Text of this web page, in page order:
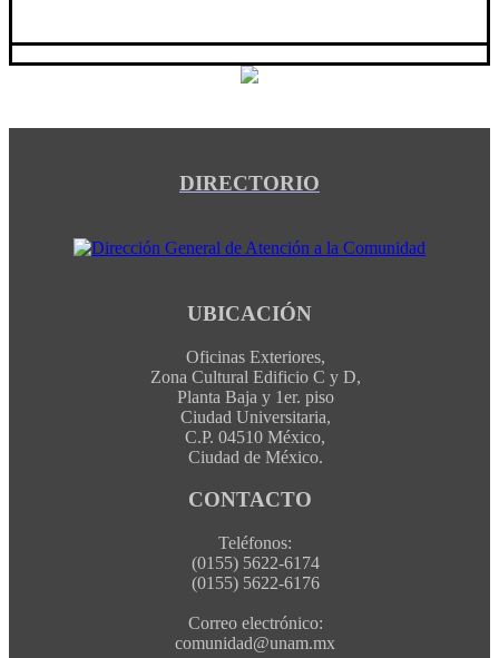
DIRECTORIO
UBICACIÓN
Oficinas Exteriores,
Zona Cultural Edificio C y D,
Planta Baja y 1er. piso
Ciudad Universitaria,
C.P. 04510 México,
Ciudad de México.
CONTACTO
Teléfonos:
(0155) 5622-6174
(0155) 5622-6176
Correo electrónico:
comunidad@unam.mx